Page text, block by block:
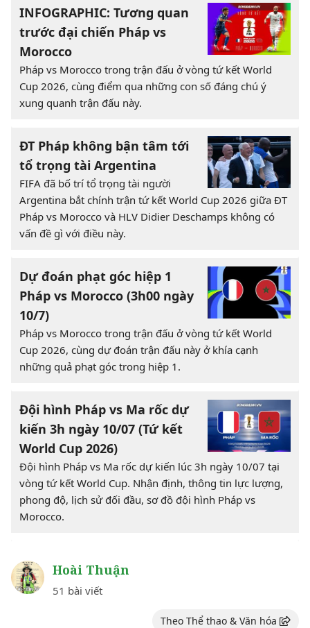
INFOGRAPHIC: Tương quan
trước đại chiến Pháp vs
Morocco
Pháp vs Morocco trong trận đấu ở vòng tứ kết World
Cup 2026, cùng điểm qua những con số đáng chú ý
xung quanh trận đấu này.
ĐT Pháp không bận tâm tới
tổ trọng tài Argentina
FIFA đã bố trí tổ trọng tài người
Argentina bắt chính trận tứ kết World Cup 2026 giữa ĐT
Pháp vs Morocco và HLV Didier Deschamps không có
vấn đề gì với điều này.
Dự đoán phạt góc hiệp 1
Pháp vs Morocco (3h00 ngày
10/7)
Pháp vs Morocco trong trận đấu ở vòng tứ kết World
Cup 2026, cùng dự đoán trận đấu này ở khía cạnh
những quả phạt góc trong hiệp 1.
Đội hình Pháp vs Ma rốc dự
kiến 3h ngày 10/07 (Tứ kết
World Cup 2026)
Đội hình Pháp vs Ma rốc dự kiến lúc 3h ngày 10/07 tại
vòng tứ kết World Cup. Nhận định, thông tin lực lượng,
phong độ, lịch sử đối đầu, sơ đồ đội hình Pháp vs
Morocco.
Hoài Thuận
51 bài viết
Theo Thể thao & Văn hóa